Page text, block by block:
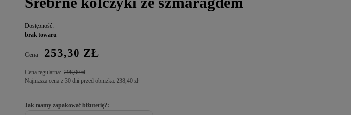
Dostępność:
brak towaru
Cena: 253,30 ZŁ
Cena regularna: 298,00 zł
Najniższa cena z 30 dni przed obniżką:238,40 zł
Jak mamy zapakować biżuterię?: